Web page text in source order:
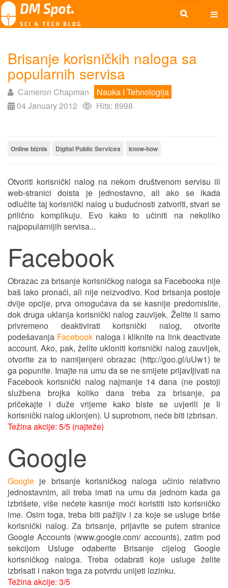
Brisanje korisničkih naloga sa
popularnih servisa
Cameron Chapman
Nauka I Tehnologija
04 January 2012
Hits: 8998
Online biznis Digital Public Services know-how
Otvoriti korisnički nalog na nekom društvenom servisu ili
web-stranici doista je jednostavno, ali ako se ikada
odlučite taj korisnički nalog u budućnosti zatvoriti, stvari se
prilično komplikuju. Evo kako to učiniti na nekoliko
najpopularnijih servisa...
Facebook
Obrazac za brisanje korisničkog naloga sa Facebooka nije
baš lako pronaći, ali nije neizvodivo. Kod brisanja postoje
dvije opcije, prva omogućava da se kasnije predomislite,
dok druga uklanja korisnički nalog zauvijek. Želite li samo
privremeno deaktivirati korisnički nalog, otvorite
podešavanja Facebook naloga i kliknite na link deactivate
account. Ako, pak, želite ukloniti korisnički nalog zauvijek,
otvorite za to namijenjeni obrazac (http://goo.gl/uUw1) te
ga popunite. Imajte na umu da se ne smijete prijavIjivati na
Facebook korisnički nalog najmanje 14 dana (ne postoji
službena brojka koliko dana treba za brisanje, pa
pričekajte i duže vrijeme kako biste se uvjerili je li
korisnički nalog uklonjen). U suprotnom, neće biti izbrisan.
Težina akcije: 5/5 (najteže)
Google
Google je brisanje korisničkog naloga učinio relativno
jednostavnim, ali treba imati na umu da jednom kada ga
izbrišete, više nećete kasnije moći koristiti isto korisničko
ime. Osim toga, treba biti pažljiv i za koje se usluge briše
korisnički nalog. Za brisanje, prijavite se putem stranice
Google Accounts (www.google.com/ accounts), zatim pod
sekcijom Usluge odaberite Brisanje cijelog Google
korisničkog naloga. Treba odabrati koje usluge želite
izbrisati i nakon toga za potvrdu unijeti lozinku.
Težina akcije: 3/5